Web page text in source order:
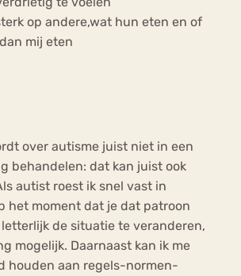
op andere,wat hun eten en of
mij eten
over autisme juist niet in een
behandelen: dat kan juist ook
autist roest ik snel vast in
het moment dat je dat patroon
de situatie te veranderen,
mogelijk. Daarnaast kan ik me
houden aan regels-normen-